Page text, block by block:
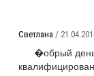
Светлана /
�обрый